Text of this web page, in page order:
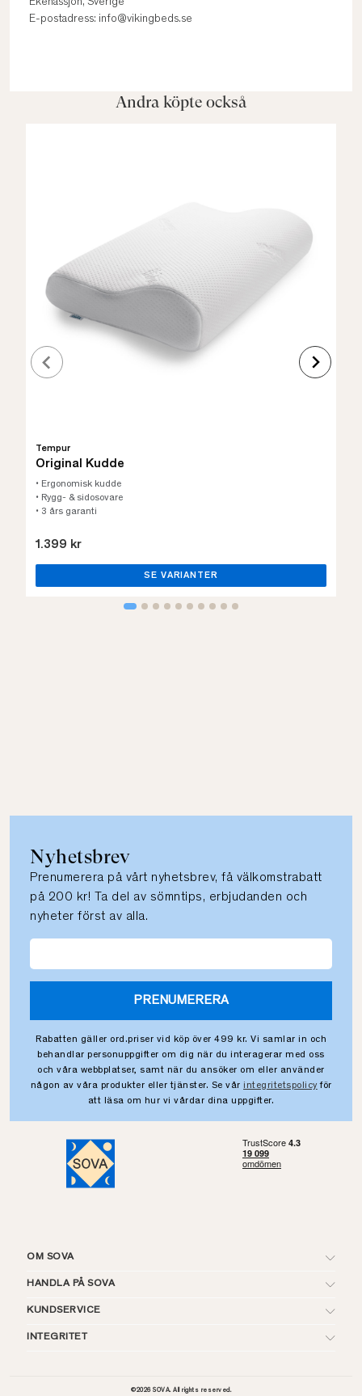
Ekenässjön, Sverige
E-postadress: info@vikingbeds.se
Andra köpte också
Tempur
Original Kudde
• Ergonomisk kudde
• Rygg- & sidosovare
• 3 års garanti
1.399 kr
SE VARIANTER
Nyhetsbrev
Prenumerera på vårt nyhetsbrev, få välkomstrabatt
på 200 kr! Ta del av sömntips, erbjudanden och
nyheter först av alla.
PRENUMERERA
Rabatten gäller ord.priser vid köp över 499 kr. Vi samlar in och
behandlar personuppgifter om dig när du interagerar med oss
och våra webbplatser, samt när du ansöker om eller använder
någon av våra produkter eller tjänster. Se vår integritetspolicy för
att läsa om hur vi vårdar dina uppgifter.
OM SOVA
HANDLA PÅ SOVA
KUNDSERVICE
INTEGRITET
©2026SOVA. All rights reserved.